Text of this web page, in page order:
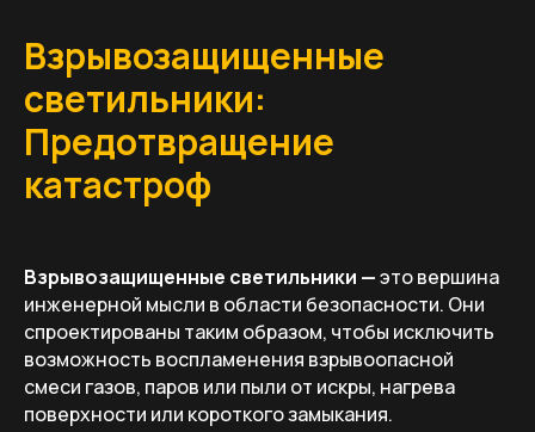
Взрывозащищенные
светильники:
Предотвращение
катастроф
Взрывозащищенные светильники —это вершина
инженерной мысли в области безопасности. Они
спроектированы таким образом, чтобы исключить
возможность воспламенения взрывоопасной
смеси газов, паров или пыли от искры, нагрева
поверхности или короткого замыкания.